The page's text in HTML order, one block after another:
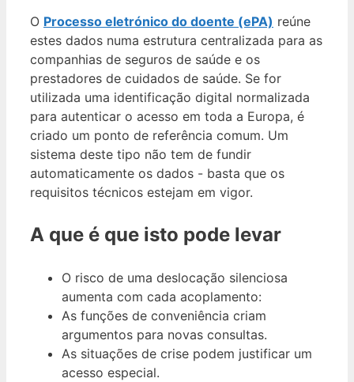
O Processo eletrónico do doente (ePA) reúne
estes dados numa estrutura centralizada para as
companhias de seguros de saúde e os
prestadores de cuidados de saúde. Se for
utilizada uma identificação digital normalizada
para autenticar o acesso em toda a Europa, é
criado um ponto de referência comum. Um
sistema deste tipo não tem de fundir
automaticamente os dados - basta que os
requisitos técnicos estejam em vigor.
A que é que isto pode levar
O risco de uma deslocação silenciosa
aumenta com cada acoplamento:
As funções de conveniência criam
argumentos para novas consultas.
As situações de crise podem justificar um
acesso especial.